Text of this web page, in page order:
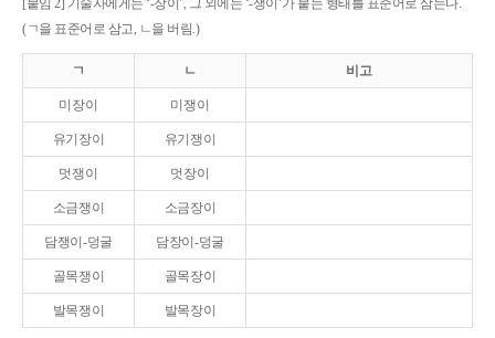
[붙임 2] 기술자에게는 ‘-장이’, 그 외에는 ‘-쟁이’가 붙는 형태를 표준어로 삼는다.
(ㄱ을 표준어로 삼고, ㄴ을 버림.)
ㄱ ㄴ 비고
미장이 미쟁이
유기장이 유기쟁이
멋쟁이 멋장이
소금쟁이 소금장이
담쟁이-덩굴 담장이-덩굴
골목쟁이 골목장이
발목쟁이 발목장이